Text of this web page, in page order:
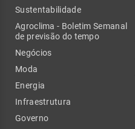
Sustentabilidade
Agroclima - Boletim Semanal
de previsão do tempo
Negócios
Moda
Energia
Infraestrutura
Governo